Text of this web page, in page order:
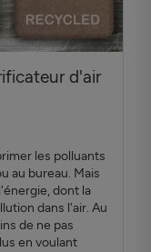
d'air
les polluants
au bureau. Mais
dont la
dans l'air. Au
de ne pas
en voulant